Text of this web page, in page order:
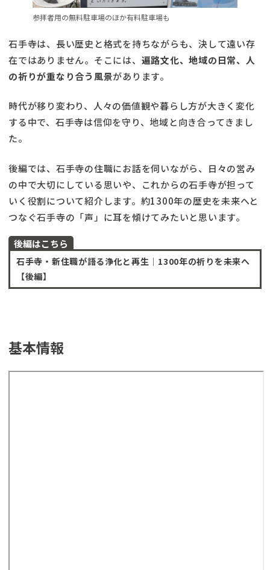
参拝者用の無料駐車場のほか有料駐車場も
石手寺は、長い歴史と格式を持ちながらも、決して遠い存
在ではありません。そこには、 遍路文化、地域の日常、人
の祈りが重なり合う風景があります。
時代が移り変わり、人々の価値観や暮らし方が大きく変化
する中で、石手寺は信仰を守り、地域と向き合ってきまし
た。
後編では、石手寺の住職にお話を伺いながら、日々の営み
の中で大切にしている思いや、これからの石手寺が担って
いく役割について紹介します。約1300年の歴史を未来へと
つなぐ石手寺の「声」に耳を傾けてみたいと思います。
後編はこちら
石手寺・新住職が語る浄化と再生│1300年の祈りを未来へ
【後編】
基本情報